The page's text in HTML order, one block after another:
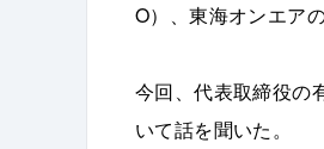
O）、東海オンエア
今回、代表取締役の
いて話を聞いた。